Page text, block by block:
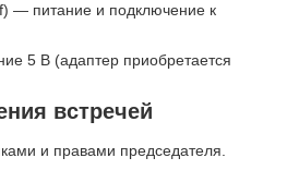
— питание и подключение к
5 В (адаптер приобретается
встречей
и правами председателя.